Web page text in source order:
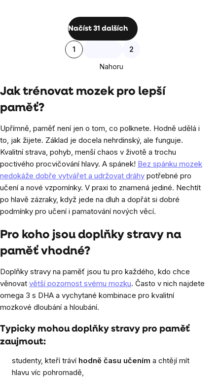
Ovládací
výpisu
Načíst 31 dalších
Stránkování
1 2
Nahoru
Jak trénovat mozek pro lepší
paměť?
Upřímně, paměť není jen o tom, co polknete. Hodně udělá i
to, jak žijete. Základ je docela nehrdinský, ale funguje.
Kvalitní strava, pohyb, menší chaos v životě a trochu
poctivého procvičování hlavy. A spánek! Bez spánku mozek
nedokáže dobře vytvářet a udržovat dráhy potřebné pro
učení a nové vzpomínky. V praxi to znamená jediné. Nechtít
po hlavě zázraky, když jede na dluh a dopřát si dobré
podmínky pro učení i pamatování nových věcí.
Pro koho jsou doplňky stravy na
paměť vhodné?
Doplňky stravy na paměť jsou tu pro každého, kdo chce
věnovat větší pozornost svému mozku. Často v nich najdete
omega 3 s DHA a vychytané kombinace pro kvalitní
mozkové dloubání a hloubání.
Typicky mohou doplňky stravy pro paměť
zaujmout:
studenty, kteří tráví hodně času učením a chtějí mít
hlavu víc pohromadě,